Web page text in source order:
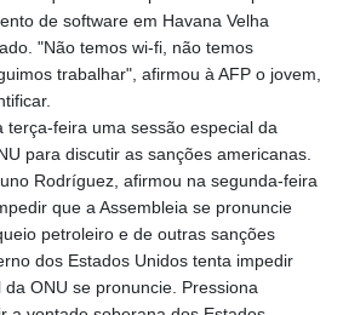
NAD 18.726567
NGN 1577.963717
NIO 42.419473
NPR 175.501819
NZD 1.966719
OMR 0.442445
PAB 1.152686
PEN 3.903651
PGK 5.093937
PHP 70.183258
PKR 320.014324
de software em Havana Velha
"Não temos wi-fi, não temos
trabalhar", afirmou à AFP o jovem,
terça-feira uma sessão especial da
para discutir as sanções americanas.
Rodríguez, afirmou na segunda-feira
que a Assembleia se pronuncie
petroleiro e de outras sanções
dos Estados Unidos tenta impedir
ONU se pronuncie. Pressiona